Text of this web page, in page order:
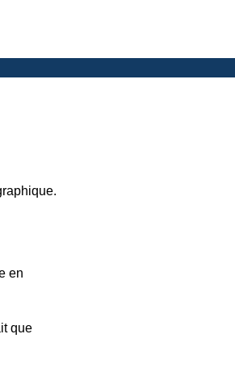
en
que